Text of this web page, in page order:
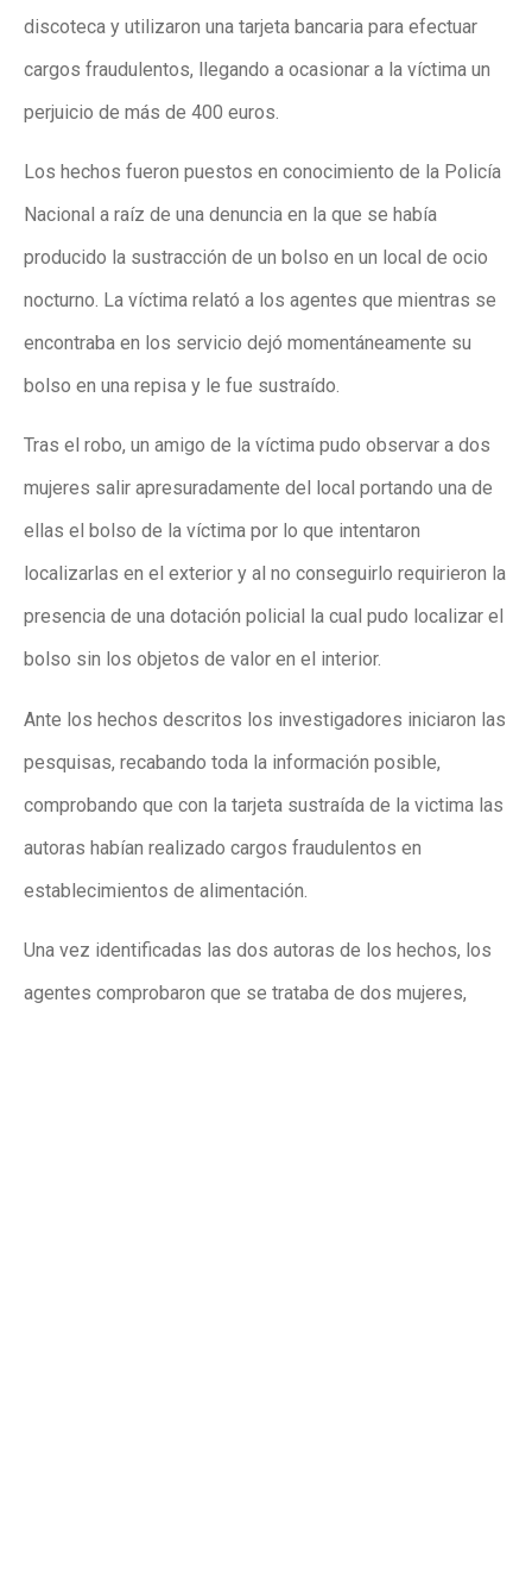
discoteca y utilizaron una tarjeta bancaria para efectuar
cargos fraudulentos, llegando a ocasionar a la víctima un
perjuicio de más de 400 euros.
Los hechos fueron puestos en conocimiento de la Policía
Nacional a raíz de una denuncia en la que se había
producido la sustracción de un bolso en un local de ocio
nocturno. La víctima relató a los agentes que mientras se
encontraba en los servicio dejó momentáneamente su
bolso en una repisa y le fue sustraído.
Tras el robo, un amigo de la víctima pudo observar a dos
mujeres salir apresuradamente del local portando una de
ellas el bolso de la víctima por lo que intentaron
localizarlas en el exterior y al no conseguirlo requirieron la
presencia de una dotación policial la cual pudo localizar el
bolso sin los objetos de valor en el interior.
Ante los hechos descritos los investigadores iniciaron las
pesquisas, recabando toda la información posible,
comprobando que con la tarjeta sustraída de la victima las
autoras habían realizado cargos fraudulentos en
establecimientos de alimentación.
Una vez identificadas las dos autoras de los hechos, los
agentes comprobaron que se trataba de dos mujeres,